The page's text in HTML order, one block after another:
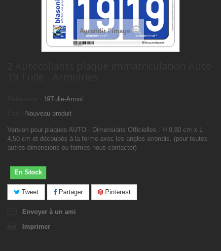
Agrandir l'image
19Tulle-Armoi
Nouveau produit
Version pour plaques AUTO - Dimensions Officielles : H 9,80 cm x L
4,50 cm et découpés à la forme avec les angles arrondis. (pour toutes
autres dimensions ou formes nous contacter)
En Stock
Tweet Partager Pinterest
Envoyer à un ami
Imprimer